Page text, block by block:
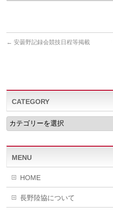
← 安曇野記録会競技日程等掲載
CATEGORY
CATEGORY
MENU
HOME
長野陸協について